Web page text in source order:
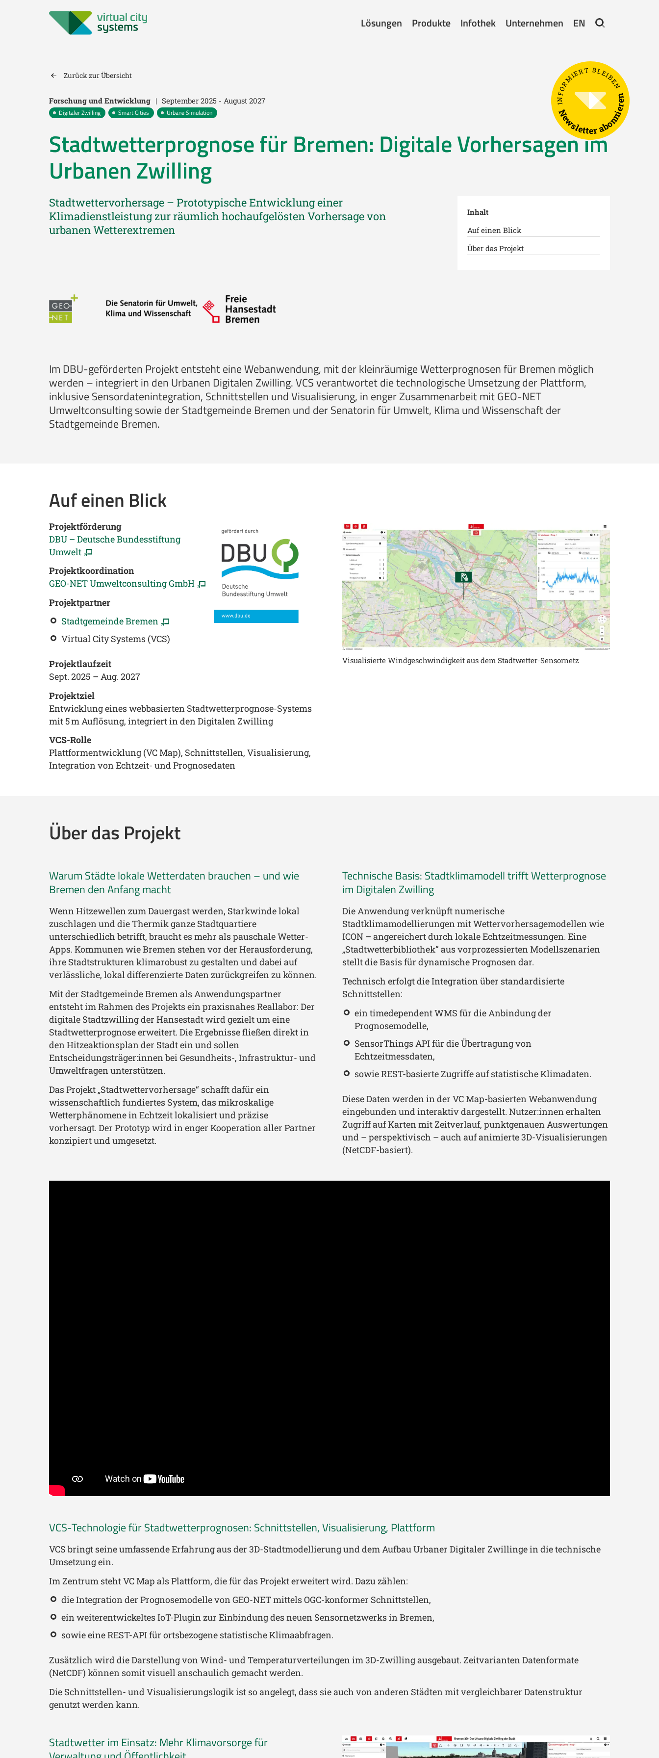
Lösungen Produkte Infothek Unternehmen EN
Zurück zur Übersicht
Forschung und Entwicklung | September 2025 - August 2027
Digitaler Zwilling Smart Cities Urbane Simulation
Stadtwetterprognose für Bremen: Digitale Vorhersagen im
Urbanen Zwilling
Stadtwettervorhersage – Prototypische Entwicklung einer
Klimadienstleistung zur räumlich hochaufgelösten Vorhersage von
urbanen Wetterextremen
Inhalt
Auf einen Blick
Über das Projekt
Im DBU-geförderten Projekt entsteht eine Webanwendung, mit der kleinräumige Wetterprognosen für Bremen möglich
werden – integriert in den Urbanen Digitalen Zwilling. VCS verantwortet die technologische Umsetzung der Plattform,
inklusive Sensordatenintegration, Schnittstellen und Visualisierung, in enger Zusammenarbeit mit GEO-NET
Umweltconsulting sowie der Stadtgemeinde Bremen und der Senatorin für Umwelt, Klima und Wissenschaft der
Stadtgemeinde Bremen.
Auf einen Blick
Projektförderung
DBU – Deutsche Bundesstiftung
Umwelt
Projektkoordination
GEO-NET Umweltconsulting GmbH
Projektpartner
Stadtgemeinde Bremen
Virtual City Systems (VCS)
Projektlaufzeit
Sept. 2025 – Aug. 2027
Projektziel
Entwicklung eines webbasierten Stadtwetterprognose-Systems
mit 5 m Auflösung, integriert in den Digitalen Zwilling
VCS-Rolle
Plattformentwicklung (VC Map), Schnittstellen, Visualisierung,
Integration von Echtzeit- und Prognosedaten
Visualisierte Windgeschwindigkeit aus dem Stadtwetter-Sensornetz
Über das Projekt
Warum Städte lokale Wetterdaten brauchen – und wie
Bremen den Anfang macht
Wenn Hitzewellen zum Dauergast werden, Starkwinde lokal
zuschlagen und die Thermik ganze Stadtquartiere
unterschiedlich betrifft, braucht es mehr als pauschale Wetter-
Apps. Kommunen wie Bremen stehen vor der Herausforderung,
ihre Stadtstrukturen klimarobust zu gestalten und dabei auf
verlässliche, lokal differenzierte Daten zurückgreifen zu können.
Mit der Stadtgemeinde Bremen als Anwendungspartner
entsteht im Rahmen des Projekts ein praxisnahes Reallabor: Der
digitale Stadtzwilling der Hansestadt wird gezielt um eine
Stadtwetterprognose erweitert. Die Ergebnisse fließen direkt in
den Hitzeaktionsplan der Stadt ein und sollen
Entscheidungsträger:innen bei Gesundheits-, Infrastruktur- und
Umweltfragen unterstützen.
Das Projekt „Stadtwettervorhersage“ schafft dafür ein
wissenschaftlich fundiertes System, das mikroskalige
Wetterphänomene in Echtzeit lokalisiert und präzise
vorhersagt. Der Prototyp wird in enger Kooperation aller Partner
konzipiert und umgesetzt.
Technische Basis: Stadtklimamodell trifft Wetterprognose
im Digitalen Zwilling
Die Anwendung verknüpft numerische
Stadtklimamodellierungen mit Wettervorhersagemodellen wie
ICON – angereichert durch lokale Echtzeitmessungen. Eine
„Stadtwetterbibliothek“ aus vorprozessierten Modellszenarien
stellt die Basis für dynamische Prognosen dar.
Technisch erfolgt die Integration über standardisierte
Schnittstellen:
ein timedependent WMS für die Anbindung der
Prognosemodelle,
SensorThings API für die Übertragung von
Echtzeitmessdaten,
sowie REST-basierte Zugriffe auf statistische Klimadaten.
Diese Daten werden in der VC Map-basierten Webanwendung
eingebunden und interaktiv dargestellt. Nutzer:innen erhalten
Zugriff auf Karten mit Zeitverlauf, punktgenauen Auswertungen
und – perspektivisch – auch auf animierte 3D-Visualisierungen
(NetCDF-basiert).
VCS-Technologie für Stadtwetterprognosen: Schnittstellen, Visualisierung, Plattform
VCS bringt seine umfassende Erfahrung aus der 3D-Stadtmodellierung und dem Aufbau Urbaner Digitaler Zwillinge in die technische
Umsetzung ein.
Im Zentrum steht VC Map als Plattform, die für das Projekt erweitert wird. Dazu zählen:
die Integration der Prognosemodelle von GEO-NET mittels OGC-konformer Schnittstellen,
ein weiterentwickeltes IoT-Plugin zur Einbindung des neuen Sensornetzwerks in Bremen,
sowie eine REST-API für ortsbezogene statistische Klimaabfragen.
Zusätzlich wird die Darstellung von Wind- und Temperaturverteilungen im 3D-Zwilling ausgebaut. Zeitvarianten Datenformate
(NetCDF) können somit visuell anschaulich gemacht werden.
Die Schnittstellen- und Visualisierungslogik ist so angelegt, dass sie auch von anderen Städten mit vergleichbarer Datenstruktur
genutzt werden kann.
Stadtwetter im Einsatz: Mehr Klimavorsorge für
INFORMIERT BLEIBEN
Newsletter abonnieren